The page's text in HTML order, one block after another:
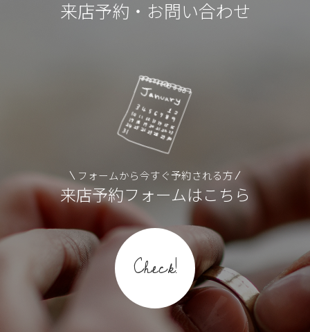
来店予約・お問い合わせ
フォームから今すぐ予約される方
来店予約フォームはこちら
Check!